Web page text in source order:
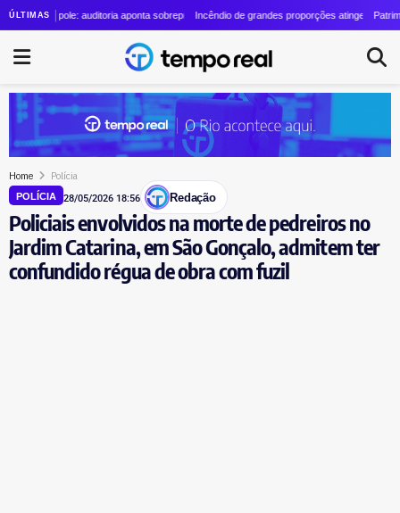
ÚLTIMAS
cresce quase 24 vezes em quatro anos
auditoria aponta sobrepreço de R$ 20 milhões em contrato de R$ 56 milhões
Incêndio de grandes proporções atinge o Parque
Patrimônio de
Home Polícia
POLÍCIA 28/05/2026 18:56 Redação
Policiais envolvidos na morte de pedreiros no
Jardim Catarina, em São Gonçalo, admitem ter
confundido régua de obra com fuzil